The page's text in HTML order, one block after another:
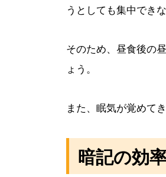
うとしても集中でき
そのため、昼食後の
ょう。
また、眠気が覚めて
暗記の効